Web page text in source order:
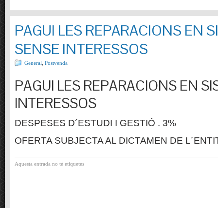
PAGUI LES REPARACIONS EN
SENSE INTERESSOS
General Postvenda
PAGUI LES REPARACIONS EN
INTERESSOS
DESPESES D´ESTUDI I GESTIÓ . 3%
OFERTA SUBJECTA AL DICTAMEN DE
Aquesta entrada no té etiquetes